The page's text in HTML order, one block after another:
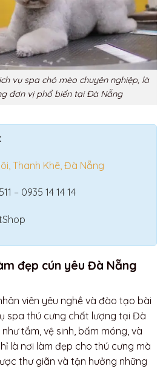
vụ spa chó mèo chuyên nghiệp, là
đơn vị phổ biến tại Đà Nẵng
Thanh Khê, Đà Nẵng
– 0935 14 14 14
đẹp cún yêu Đà Nẵng
viên yêu nghề và đào tạo bài
spa thú cưng chất lượng tại Đà
tắm, vệ sinh, bấm móng, và
là nơi làm đẹp cho thú cưng mà
thư giãn và tận hưởng những